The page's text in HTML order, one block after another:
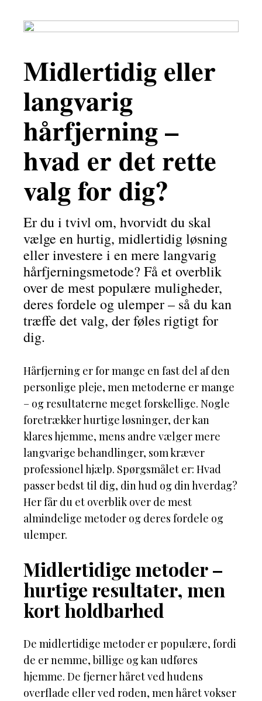
Midlertidig eller
langvarig
hårfjerning –
hvad er det rette
valg for dig?
Er du i tvivl om, hvorvidt du skal
vælge en hurtig, midlertidig løsning
eller investere i en mere langvarig
hårfjerningsmetode? Få et overblik
over de mest populære muligheder,
deres fordele og ulemper – så du kan
træffe det valg, der føles rigtigt for
dig.
Hårfjerning er for mange en fast del af den
personlige pleje, men metoderne er mange
– og resultaterne meget forskellige. Nogle
foretrækker hurtige løsninger, der kan
klares hjemme, mens andre vælger mere
langvarige behandlinger, som kræver
professionel hjælp. Spørgsmålet er: Hvad
passer bedst til dig, din hud og din hverdag?
Her får du et overblik over de mest
almindelige metoder og deres fordele og
ulemper.
Midlertidige metoder –
hurtige resultater, men
kort holdbarhed
De midlertidige metoder er populære, fordi
de er nemme, billige og kan udføres
hjemme. De fjerner håret ved hudens
overflade eller ved roden, men håret vokser